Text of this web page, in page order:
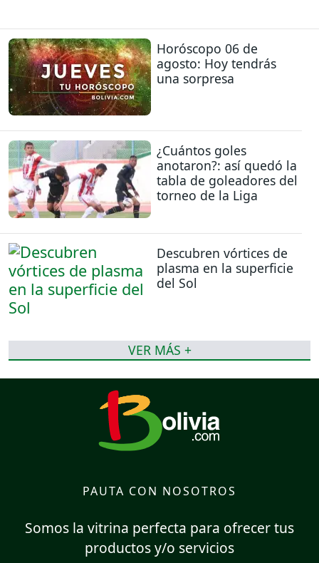
Horóscopo 06 de
agosto: Hoy tendrás
una sorpresa
¿Cuántos goles
anotaron?: así quedó la
tabla de goleadores del
torneo de la Liga
Descubren vórtices de
plasma en la superficie
del Sol
VER MÁS +
PAUTA CON NOSOTROS
Somos la vitrina perfecta para ofrecer tus
productos y/o servicios